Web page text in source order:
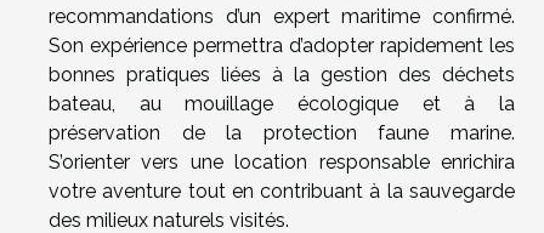
recommandations d’un expert maritime confirmé.
Son expérience permettra d’adopter rapidement les
bonnes pratiques liées à la gestion des déchets
bateau, au mouillage écologique et à la
préservation de la protection faune marine.
S’orienter vers une location responsable enrichira
votre aventure tout en contribuant à la sauvegarde
des milieux naturels visités.